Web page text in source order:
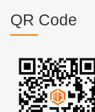
QR Code